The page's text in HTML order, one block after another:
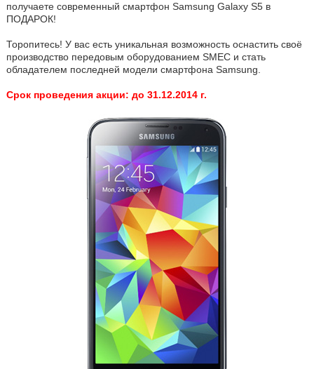
получаете современный смартфон Samsung Galaxy S5 в
ПОДАРОК!
Торопитесь! У вас есть уникальная возможность оснастить своё
производство передовым оборудованием SMEC и стать
обладателем последней модели смартфона Samsung.
Срок проведения акции: до 31.12.2014 г.